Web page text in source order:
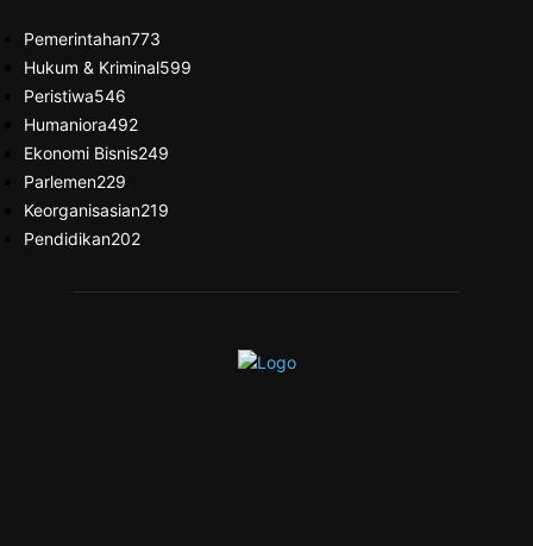
Pemerintahan773
Hukum & Kriminal599
Peristiwa546
Humaniora492
Ekonomi Bisnis249
Parlemen229
Keorganisasian219
Pendidikan202